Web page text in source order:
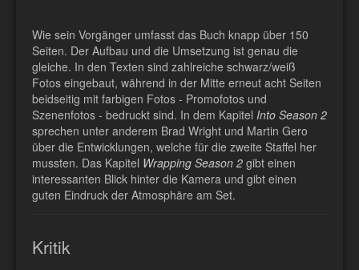
Wie sein Vorgänger umfasst das Buch knapp über 150
Seiten. Der Aufbau und die Umsetzung ist genau die
gleiche. In den Texten sind zahlreiche schwarz/weiß
Fotos eingebaut, während in der Mitte erneut acht Seiten
beidseitig mit farbigen Fotos - Promofotos und
Szenenfotos - bedruckt sind. In dem Kapitel Into Season 2
sprechen unter anderem Brad Wright und Martin Gero
über die Entwicklungen, welche für die zweite Staffel her
mussten. Das Kapitel Wrapping Season 2 gibt einen
interessanten Blick hinter die Kamera und gibt einen
guten Eindruck der Atmosphäre am Set.
Kritik